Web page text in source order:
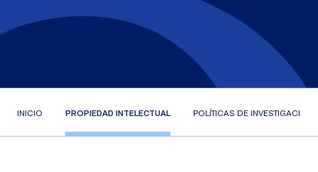
INICIO PROPIEDAD INTELECTUAL POLÍTICAS DE INVESTIGACIÓN